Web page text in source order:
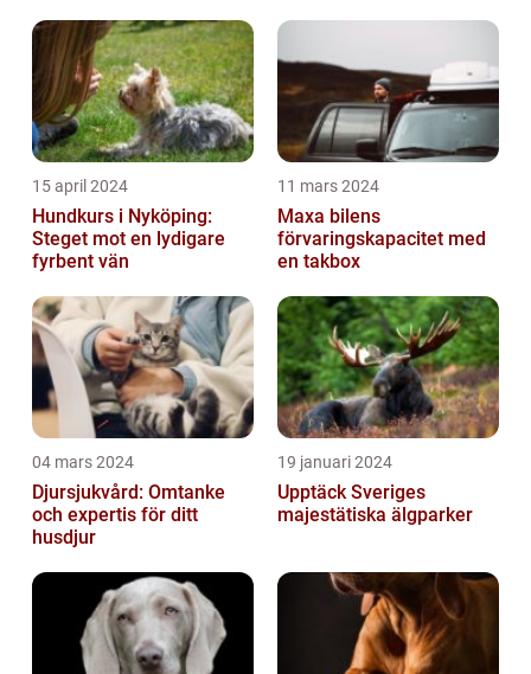
15 april 2024
Hundkurs i Nyköping:
Steget mot en lydigare
fyrbent vän
11 mars 2024
Maxa bilens
förvaringskapacitet med
en takbox
04 mars 2024
Djursjukvård: Omtanke
och expertis för ditt
husdjur
19 januari 2024
Upptäck Sveriges
majestätiska älgparker